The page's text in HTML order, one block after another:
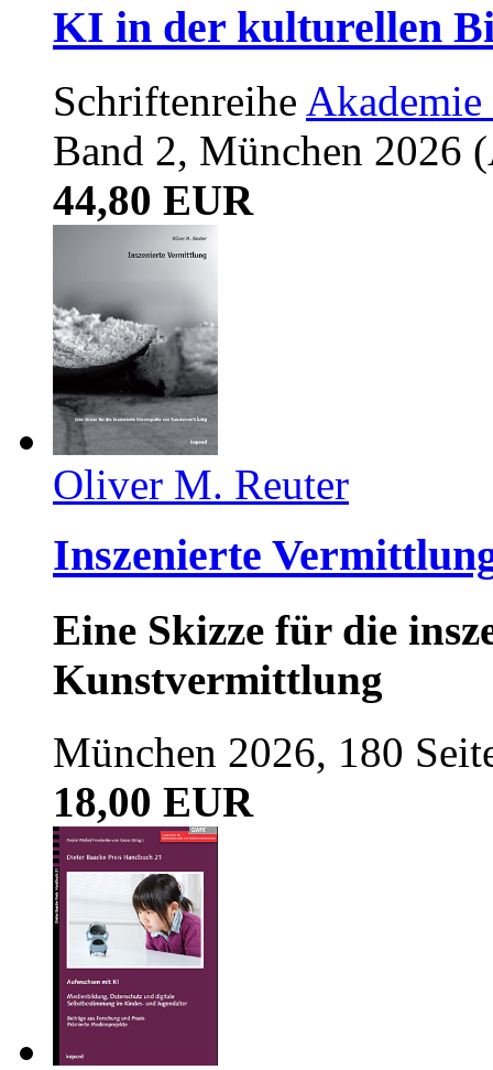
KI in der kulturellen
Schriftenreihe
Band 2, München 2026
44,80 EUR
Oliver M. Reuter
Inszenierte
Eine Skizze für die
Kunstvermittlung
München 2026, 180
18,00 EUR